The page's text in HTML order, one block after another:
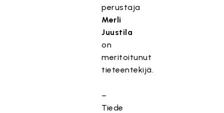
perustaja
Merli
Juustila
on
meritoitunut
tieteentekijä.
–
Tiede